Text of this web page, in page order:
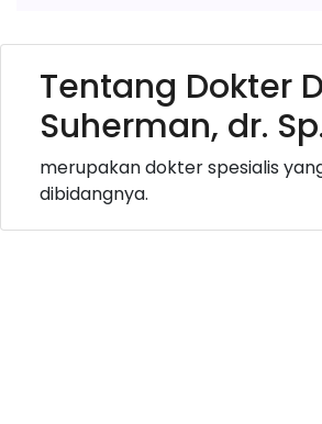
Tentang Dokter
Suherman, dr.
merupakan dokter spesialis
dibidangnya.